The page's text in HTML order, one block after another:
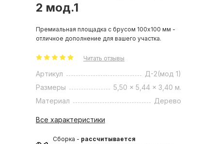
2 мод.1
Премиальная площадка с брусом 100x100 мм -
отличное дополнение для вашего участка.
Читать отзывы
Артикул
Д-2(мод 1)
Размеры
5,50 x 5,44 x 3,40 м.
Материал
Дерево
Все характеристики
Сборка - рассчитывается